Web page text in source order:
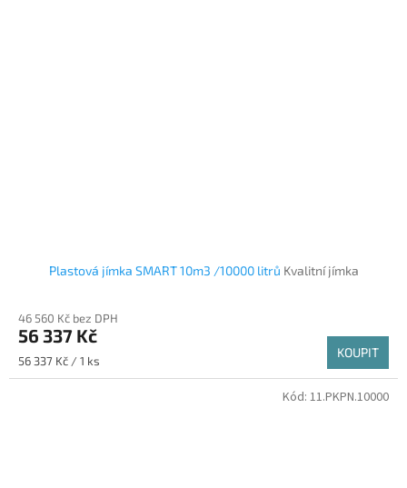
Plastová jímka SMART 10m3 /10000 litrů Kvalitní jímka
46 560 Kč bez DPH
56 337 Kč
Měrná cena:
56 337 Kč / 1 ks
KOUPIT
Kód: 11.PKPN.10000